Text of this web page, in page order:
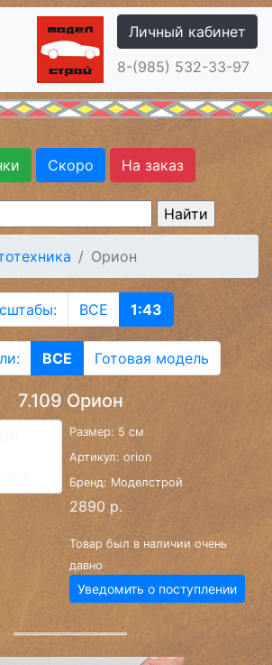
Личный кабинет
8-(985) 532-33-97
Скоро На заказ
Орион
ВСЕ 1:43
ВСЕ Готовая модель
7.109 Орион
Размер: 5 см
Артикул: orion
Бренд: Моделстрой
2890 р.
Товар был в наличии очень
давно
Уведомить о поступлении